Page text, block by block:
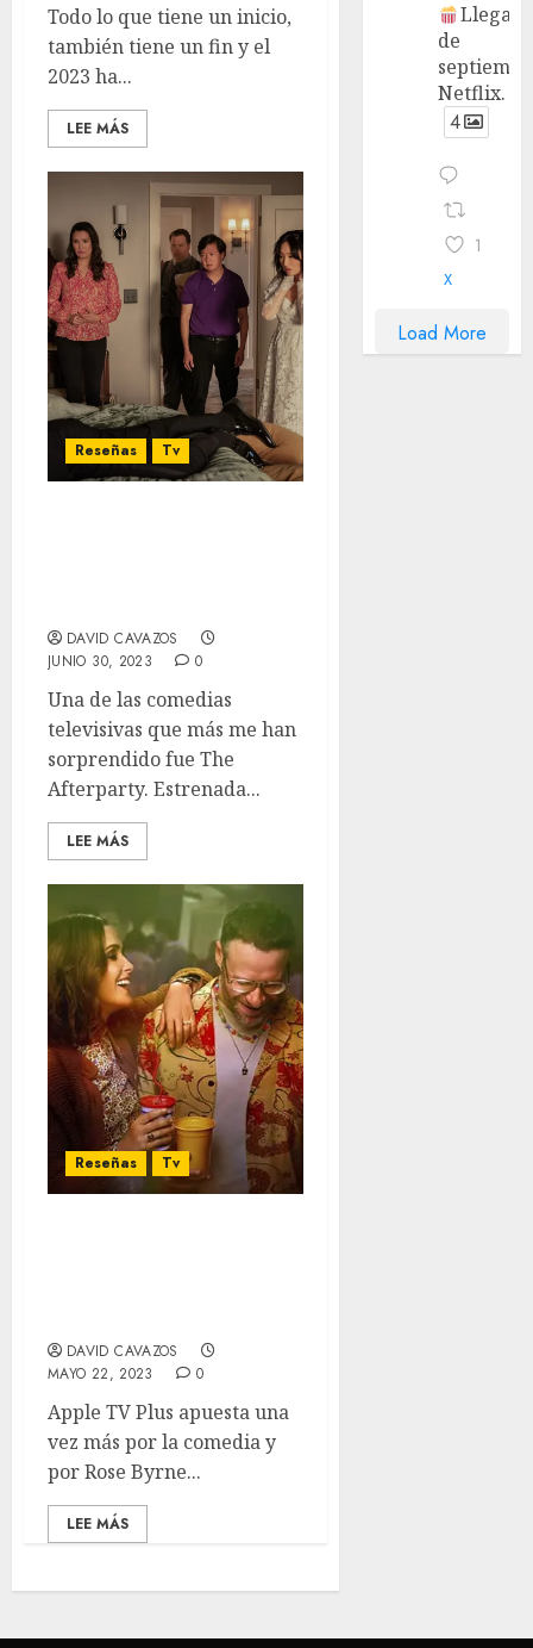
Todo lo que tiene un inicio,
también tiene un fin y el
2023 ha...
LEE MÁS
Reseñas Tv
DAVID CAVAZOS
JUNIO 30, 2023
0
Una de las comedias
televisivas que más me han
sorprendido fue The
Afterparty. Estrenada...
LEE MÁS
Reseñas Tv
DAVID CAVAZOS
MAYO 22, 2023
0
Apple TV Plus apuesta una
vez más por la comedia y
por Rose Byrne...
LEE MÁS
Llega
de
Netflix.
4
1
X
Load More